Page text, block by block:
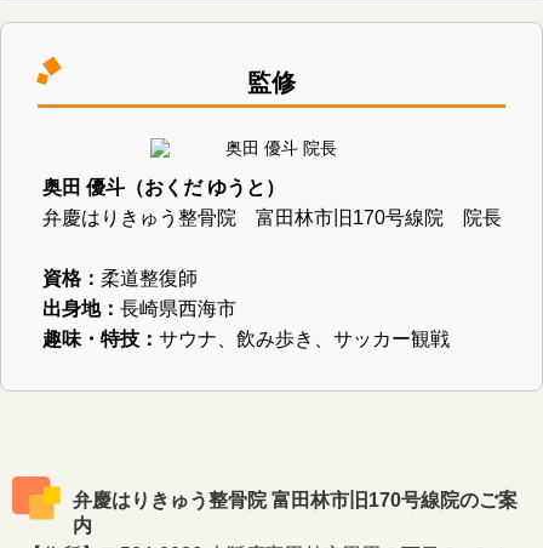
監修
奥田 優斗（おくだ ゆうと）
弁慶はりきゅう整骨院 富田林市旧170号線院 院長
資格： 柔道整復師
出身地： 長崎県西海市
趣味・特技： サウナ、飲み歩き、サッカー観戦
弁慶はりきゅう整骨院 富田林市旧170号線院のご案
内